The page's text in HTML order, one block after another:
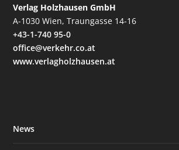
Verlag Holzhausen GmbH
A-1030 Wien, Traungasse 14-16
+43-1-740 95-0
office@verkehr.co.at
www.verlagholzhausen.at
News